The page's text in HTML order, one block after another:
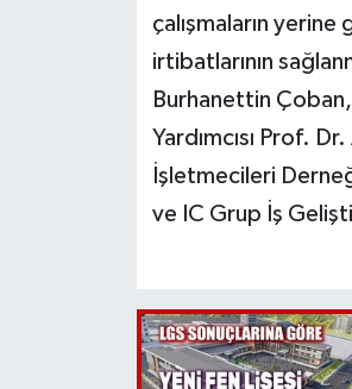
çalışmaların
irtibatlarının
Burhanettin
Yardımcısı Prof.
İşletmecileri
ve IC Grup İş